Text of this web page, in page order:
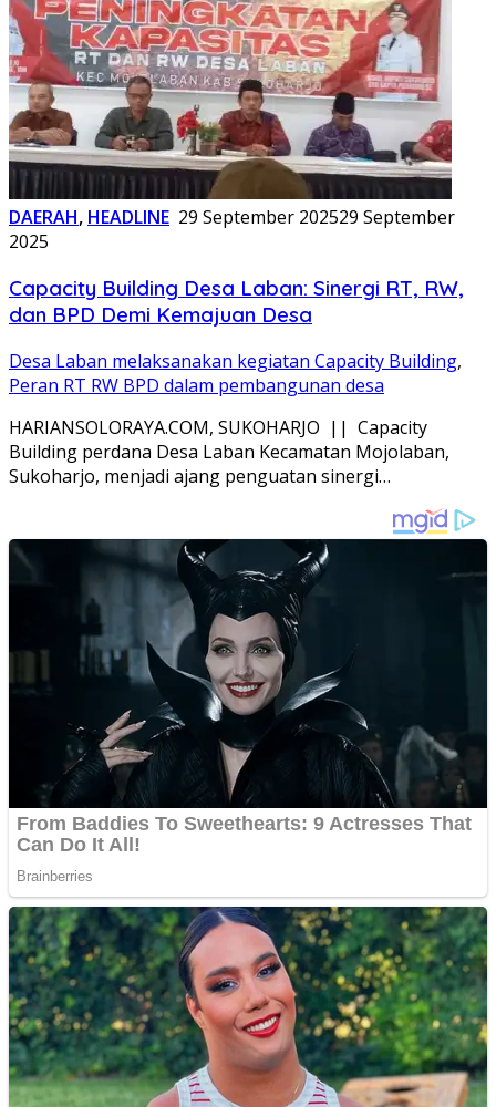
DAERAH, HEADLINE 29 September 202529 September
2025
Capacity Building Desa Laban: Sinergi RT, RW,
dan BPD Demi Kemajuan Desa
Desa Laban melaksanakan kegiatan Capacity Building,
Peran RT RW BPD dalam pembangunan desa
HARIANSOLORAYA.COM, SUKOHARJO || Capacity
Building perdana Desa Laban Kecamatan Mojolaban,
Sukoharjo, menjadi ajang penguatan sinergi…